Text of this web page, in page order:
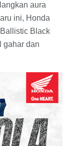
aura
ini, Honda
Black
gahar dan